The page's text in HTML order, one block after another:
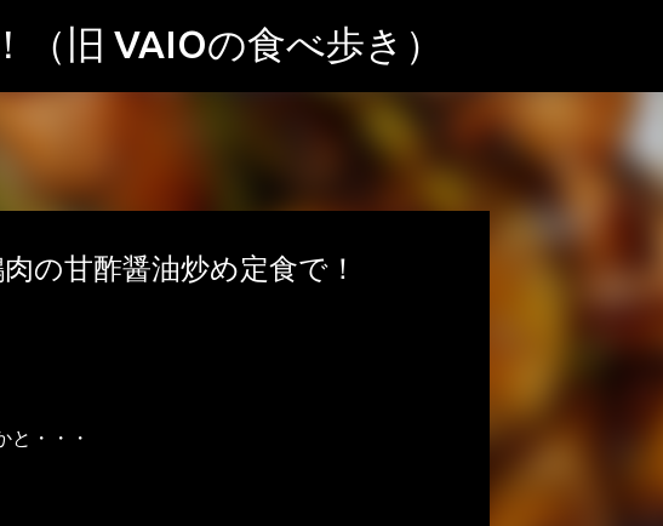
スキップしてメイン コンテンツに移動
旧 VAIOの食べ歩き）
の甘酢醤油炒め定食で！
と・・・